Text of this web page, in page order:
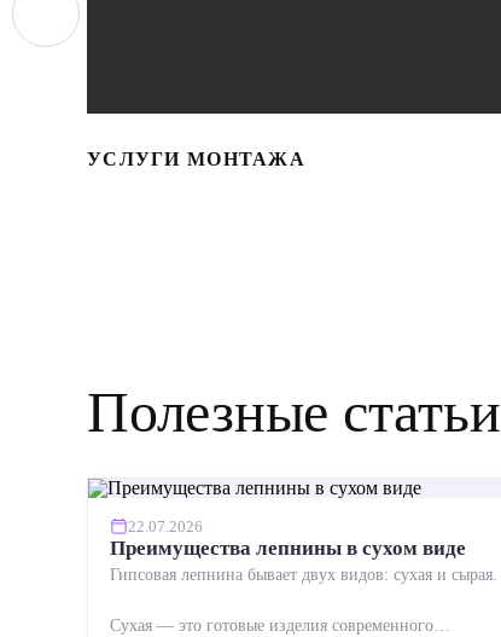
УСЛУГИ МОНТАЖА
Полезные статьи
22.07.2026
Преимущества лепнины в сухом виде
Гипсовая лепнина бывает двух видов: сухая и сырая.
Сухая — это готовые изделия современного